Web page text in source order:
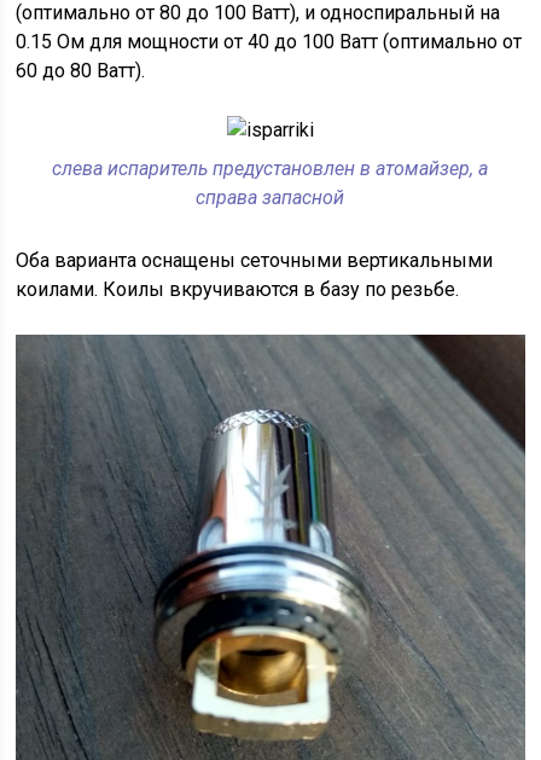
(оптимально от 80 до 100 Ватт), и односпиральный на
0.15 Ом для мощности от 40 до 100 Ватт (оптимально от
60 до 80 Ватт).
слева испаритель предустановлен в атомайзер, а
справа запасной
Оба варианта оснащены сеточными вертикальными
коилами. Коилы вкручиваются в базу по резьбе.